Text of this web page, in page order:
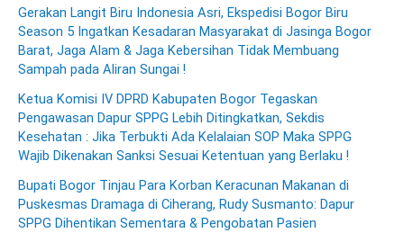
Gerakan Langit Biru Indonesia Asri, Ekspedisi Bogor Biru
Season 5 Ingatkan Kesadaran Masyarakat di Jasinga Bogor
Barat, Jaga Alam & Jaga Kebersihan Tidak Membuang
Sampah pada Aliran Sungai !
Ketua Komisi IV DPRD Kabupaten Bogor Tegaskan
Pengawasan Dapur SPPG Lebih Ditingkatkan, Sekdis
Kesehatan : Jika Terbukti Ada Kelalaian SOP Maka SPPG
Wajib Dikenakan Sanksi Sesuai Ketentuan yang Berlaku !
Bupati Bogor Tinjau Para Korban Keracunan Makanan di
Puskesmas Dramaga di Ciherang, Rudy Susmanto: Dapur
SPPG Dihentikan Sementara & Pengobatan Pasien